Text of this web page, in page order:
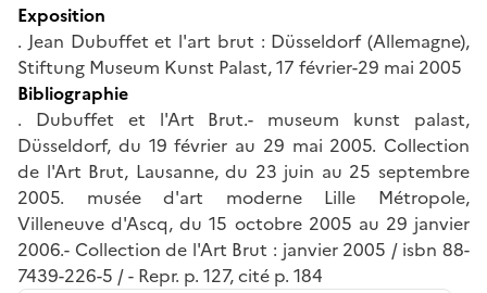
Exposition
. Jean Dubuffet et l'art brut : Düsseldorf (Allemagne),
Stiftung Museum Kunst Palast, 17 février-29 mai 2005
Bibliographie
. Dubuffet et l'Art Brut.- museum kunst palast,
Düsseldorf, du 19 février au 29 mai 2005. Collection
de l'Art Brut, Lausanne, du 23 juin au 25 septembre
2005. musée d'art moderne Lille Métropole,
Villeneuve d'Ascq, du 15 octobre 2005 au 29 janvier
2006.- Collection de l'Art Brut : janvier 2005 / isbn 88-
7439-226-5 / - Repr. p. 127, cité p. 184